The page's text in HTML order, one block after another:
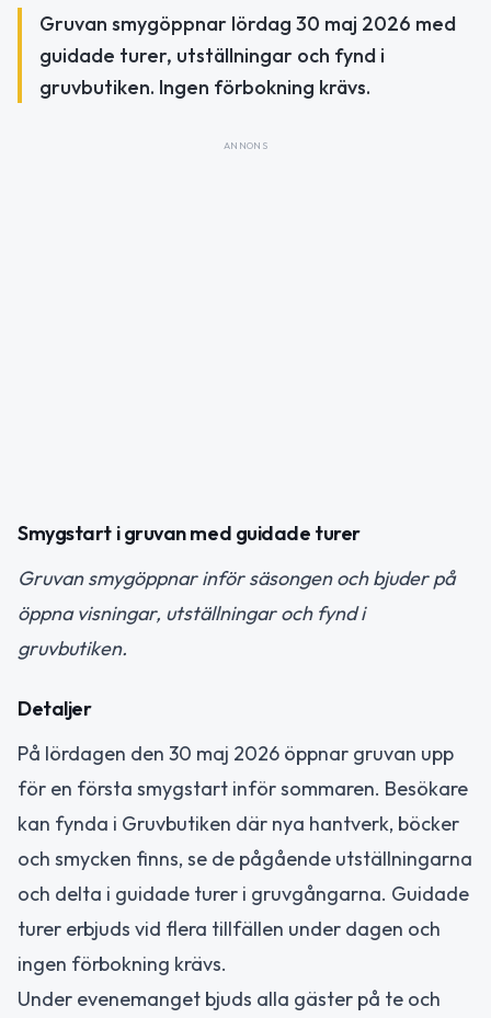
Gruvan smygöppnar lördag 30 maj 2026 med
guidade turer, utställningar och fynd i
gruvbutiken. Ingen förbokning krävs.
ANNONS
Smygstart i gruvan med guidade turer
Gruvan smygöppnar inför säsongen och bjuder på
öppna visningar, utställningar och fynd i
gruvbutiken.
Detaljer
På lördagen den 30 maj 2026 öppnar gruvan upp
för en första smygstart inför sommaren. Besökare
kan fynda i Gruvbutiken där nya hantverk, böcker
och smycken finns, se de pågående utställningarna
och delta i guidade turer i gruvgångarna. Guidade
turer erbjuds vid flera tillfällen under dagen och
ingen förbokning krävs.
Under evenemanget bjuds alla gäster på te och